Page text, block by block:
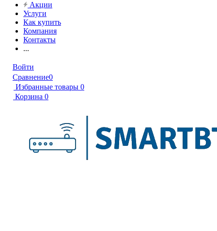
Акции
Услуги
Как купить
Компания
Контакты
...
Войти
Сравнение0
Избранные товары 0
Корзина 0